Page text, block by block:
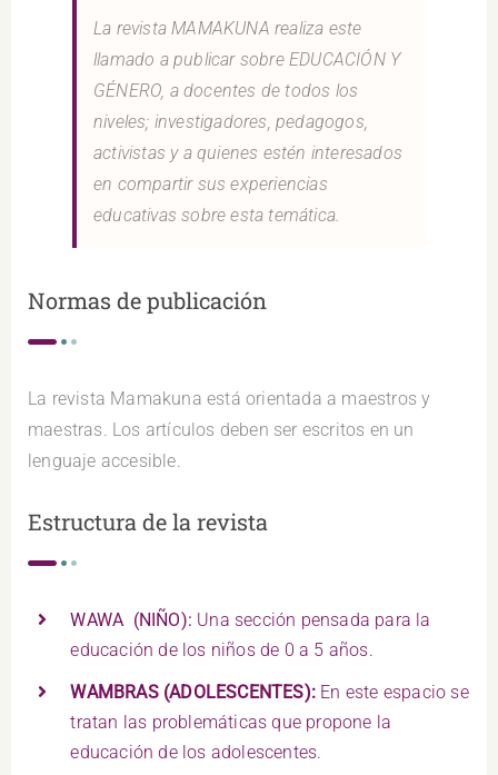
La revista MAMAKUNA realiza este
llamado a publicar sobre EDUCACIÓN Y
GÉNERO, a docentes de todos los
niveles; investigadores, pedagogos,
activistas y a quienes estén interesados
en compartir sus experiencias
educativas sobre esta temática.
Normas de publicación
La revista Mamakuna está orientada a maestros y
maestras. Los artículos deben ser escritos en un
lenguaje accesible.
Estructura de la revista
WAWA (NIÑO): Una sección pensada para la
educación de los niños de 0 a 5 años.
WAMBRAS (ADOLESCENTES): En este espacio se
tratan las problemáticas que propone la
educación de los adolescentes.